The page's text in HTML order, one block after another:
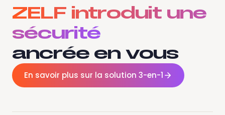
ZELF introduit une
sécurité
ancrée en vous
En savoir plus sur la solution 3-en-1